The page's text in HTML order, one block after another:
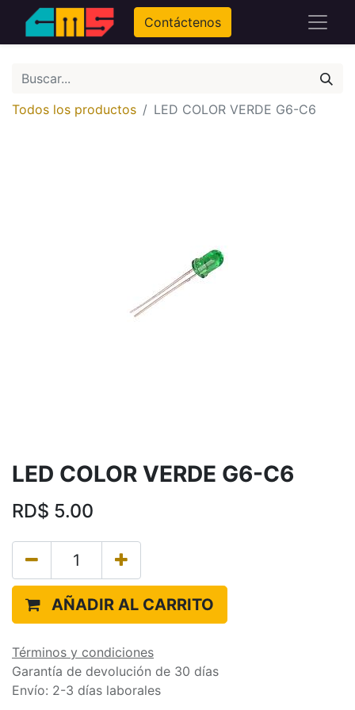
Contáctenos
Todos los productos LED COLOR VERDE G6-C6
LED COLOR VERDE G6-C6
RD$ 5.00
AÑADIR AL CARRITO
Términos y condiciones
Garantía de devolución de 30 días
Envío: 2-3 días laborales